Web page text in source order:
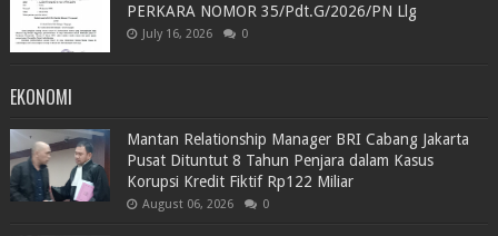
PERKARA NOMOR 35/Pdt.G/2026/PN Llg
July 16, 2026 0
EKONOMI
Mantan Relationship Manager BRI Cabang Jakarta
Pusat Dituntut 8 Tahun Penjara dalam Kasus
Korupsi Kredit Fiktif Rp122 Miliar
August 06, 2026 0